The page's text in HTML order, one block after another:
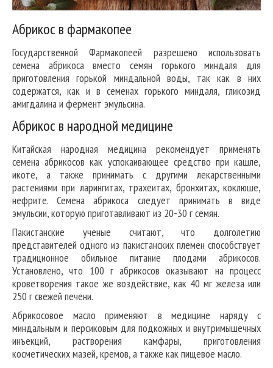
Абрикос в фармакопее
Государственной Фармакопеей разрешено использовать
семена абрикоса вместо семян горького миндаля для
приготовления горькой миндальной воды, так как в них
содержатся, как и в семенах горького миндаля, гликозид
амигдалина и фермент эмульсина.
Абрикос в народной медицине
Китайская народная медицина рекомендует применять
семена абрикосов как успокаивающее средство при кашле,
икоте, а также принимать с другими лекарственными
растениями при ларингитах, трахеитах, бронхитах, коклюше,
нефрите. Семена абрикоса следует принимать в виде
эмульсии, которую приготавливают из 20-30 г семян.
Пакистанские ученые считают, что долголетию
представителей одного из пакистанских племен способствует
традиционное обильное питание плодами абрикосов.
Установлено, что 100 г абрикосов оказывают на процесс
кроветворения такое же воздействие, как 40 мг железа или
250 г свежей печени.
Абрикосовое масло применяют в медицине наряду с
миндальным и персиковым для подкожных и внутримышечных
инъекций, растворения камфары, приготовления
косметических мазей, кремов, а также как пищевое масло.